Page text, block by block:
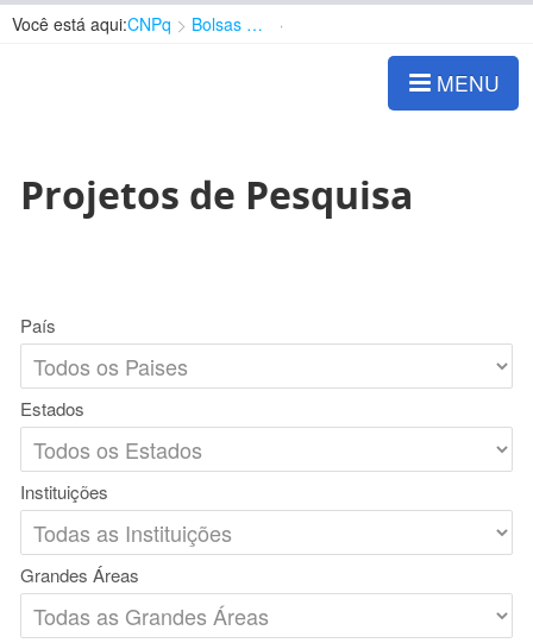
Você está aqui:CNPq Bolsas e Auxílios Vigentes
MENU
Projetos de Pesquisa
País
Estados
Instituições
Grandes Áreas